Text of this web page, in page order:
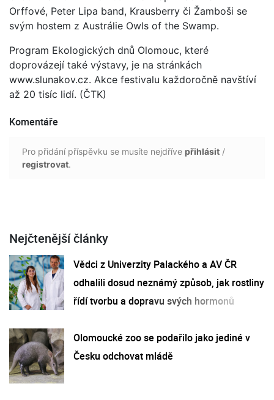
Orffové, Peter Lipa band, Krausberry či Žamboši se
svým hostem z Austrálie Owls of the Swamp.
Program Ekologických dnů Olomouc, které
doprovázejí také výstavy, je na stránkách
www.slunakov.cz. Akce festivalu každoročně navštíví
až 20 tisíc lidí. (ČTK)
Komentáře
Pro přidání příspěvku se musíte nejdříve přihlásit /
registrovat.
Nejčtenější články
Vědci z Univerzity Palackého a AV ČR
odhalili dosud neznámý způsob, jak rostliny
řídí tvorbu a dopravu svých hormonů
Olomoucké zoo se podařilo jako jediné v
Česku odchovat mládě